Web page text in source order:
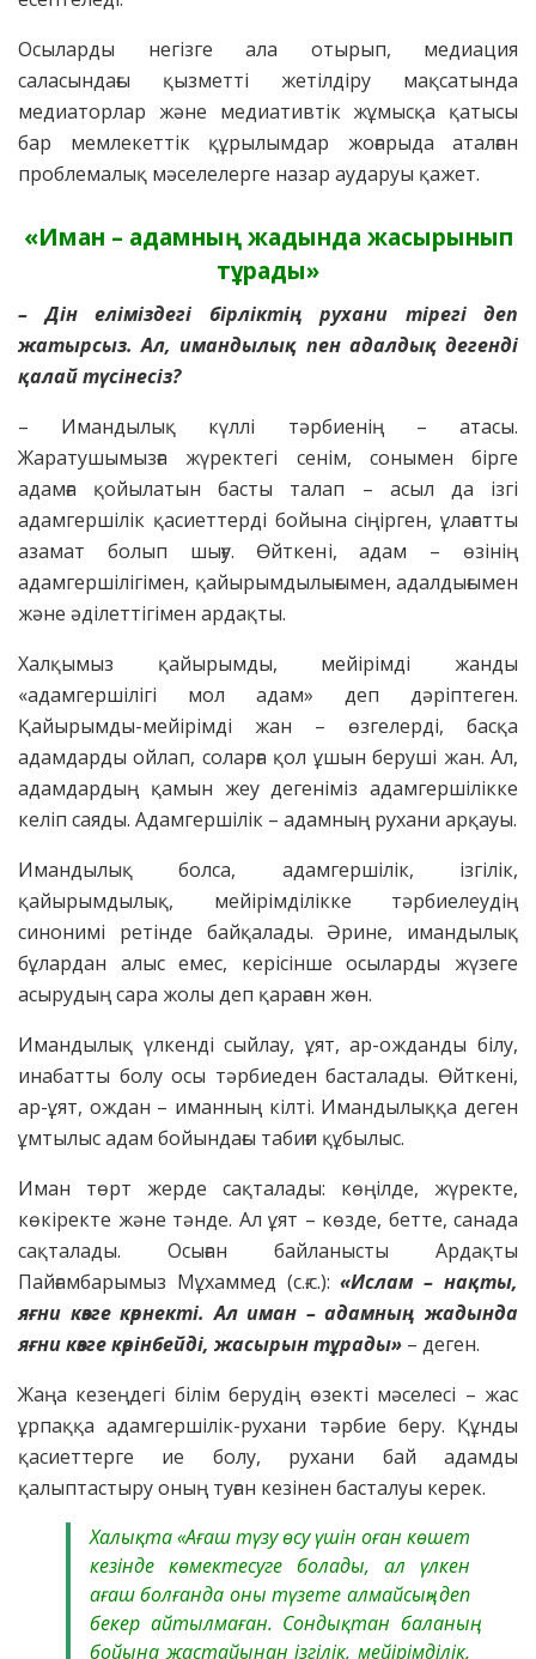
Осыларды негізге ала отырып, медиация
саласындағы қызметті жетілдіру мақсатында
медиаторлар және медиативтік жұмысқа қатысы
бар мемлекеттік құрылымдар жоғарыда аталған
проблемалық мәселелерге назар аударуы қажет.
«Иман – адамның жадында жасырынып
тұрады»
– Дін еліміздегі бірліктің рухани тірегі деп
жатырсыз. Ал, имандылық пен адалдық дегенді
қалай түсінесіз?
– Имандылық күллі тәрбиенің – атасы.
Жаратушымызға жүректегі сенім, сонымен бірге
адамға қойылатын басты талап – асыл да ізгі
адамгершілік қасиеттерді бойына сіңірген, ұлағатты
азамат болып шығу. Өйткені, адам – өзінің
адамгершілігімен, қайырымдылығымен, адалдығымен
және әділеттігімен ардақты.
Халқымыз қайырымды, мейірімді жанды
«адамгершілігі мол адам» деп дәріптеген.
Қайырымды-мейірімді жан – өзгелерді, басқа
адамдарды ойлап, соларға қол ұшын беруші жан. Ал,
адамдардың қамын жеу дегеніміз адамгершілікке
келіп саяды. Адамгершілік – адамның рухани арқауы.
Имандылық болса, адамгершілік, ізгілік,
қайырымдылық, мейірімділікке тәрбиелеудің
синонимі ретінде байқалады. Әрине, имандылық
бұлардан алыс емес, керісінше осыларды жүзеге
асырудың сара жолы деп қараған жөн.
Имандылық үлкенді сыйлау, ұят, ар-ожданды білу,
инабатты болу осы тәрбиеден басталады. Өйткені,
ар-ұят, ождан – иманның кілті. Имандылыққа деген
ұмтылыс адам бойындағы табиғи құбылыс.
Иман төрт жерде сақталады: көңілде, жүректе,
көкіректе және тәнде. Ал ұят – көзде, бетте, санада
сақталады. Осыған байланысты Ардақты
Пайғамбарымыз Мұхаммед (с.ғ.с.):«Ислам – нақты,
яғни көзге көрнекті. Ал иман – адамның жадында
яғни көзге көрінбейді, жасырын тұрады» – деген.
Жаңа кезеңдегі білім берудің өзекті мәселесі – жас
ұрпаққа адамгершілік-рухани тәрбие беру. Құнды
қасиеттерге ие болу, рухани бай адамды
қалыптастыру оның туған кезінен басталуы керек.
Халықта «Ағаш түзу өсу үшін оған көшет
кезінде көмектесуге болады, ал үлкен
ағаш болғанда оны түзете алмайсың» деп
бекер айтылмаған. Сондықтан баланың
бойына жастайынан ізгілік, мейірімділік,